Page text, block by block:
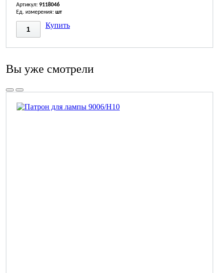
Артикул: 9118046
Ед. измерения: шт
Купить
Вы уже смотрели